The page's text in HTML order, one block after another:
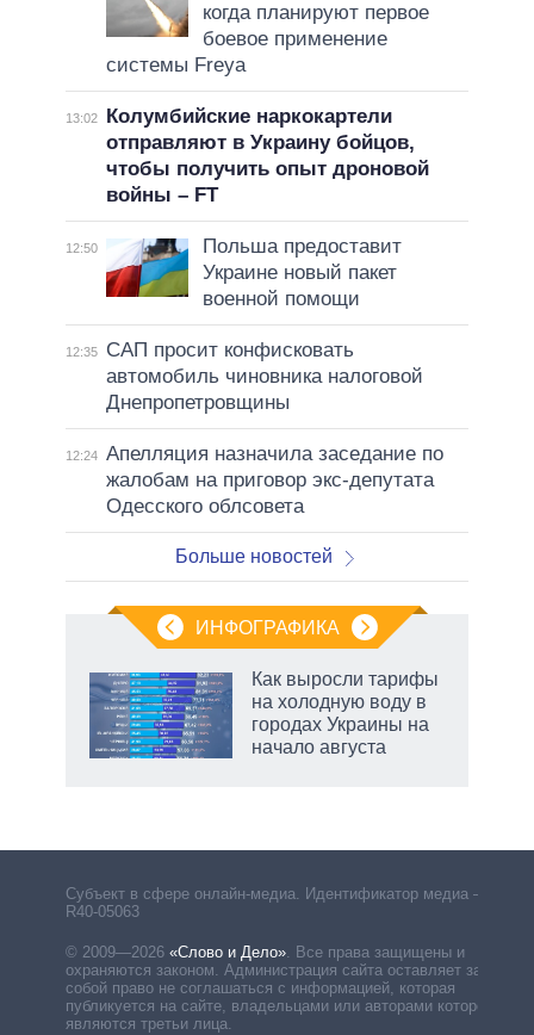
когда планируют первое
боевое применение
системы Freya
13:02
Колумбийские наркокартели
отправляют в Украину бойцов,
чтобы получить опыт дроновой
войны – FT
12:50
Польша предоставит
Украине новый пакет
военной помощи
12:35
САП просит конфисковать
автомобиль чиновника налоговой
Днепропетровщины
12:24 Апелляция назначила заседание по
жалобам на приговор экс-депутата
Одесского облсовета
Больше новостей
ИНФОГРАФИКА
Как выросли тарифы
на холодную воду в
городах Украины на
начало августа
Субъект в сфере онлайн-медиа. Идентификатор медиа –
R40-05063
© 2009—2026 «Слово и Дело». Все права защищены и
охраняются законом. Администрация сайта оставляет за
собой право не соглашаться с информацией, которая
публикуется на сайте, владельцами или авторами которой
являются третьи лица.